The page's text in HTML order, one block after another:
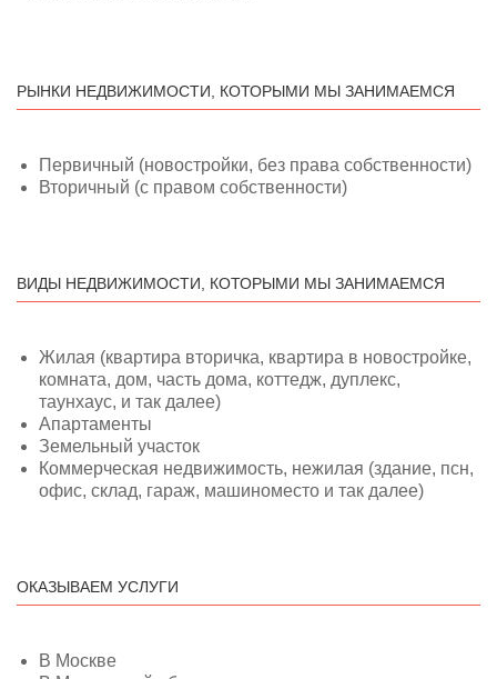
РЫНКИ НЕДВИЖИМОСТИ, КОТОРЫМИ МЫ ЗАНИМАЕМСЯ
Первичный (новостройки, без права собственности)
Вторичный (с правом собственности)
ВИДЫ НЕДВИЖИМОСТИ, КОТОРЫМИ МЫ ЗАНИМАЕМСЯ
Жилая (квартира вторичка, квартира в новостройке,
комната, дом, часть дома, коттедж, дуплекс,
таунхаус, и так далее)
Апартаменты
Земельный участок
Коммерческая недвижимость, нежилая (здание, псн,
офис, склад, гараж, машиноместо и так далее)
ОКАЗЫВАЕМ УСЛУГИ
В Москве